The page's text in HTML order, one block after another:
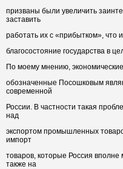
призваны были увеличить
заставить
работать их с «прибытком», что
благосостояние государства в
По моему мнению,
обозначенные Посошковым
современной
России. В частности такая
над
экспортом промышленных
импорт
товаров, которые Россия
также на